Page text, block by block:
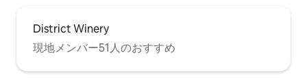
District Winery
現地メンバー51人のおすすめ